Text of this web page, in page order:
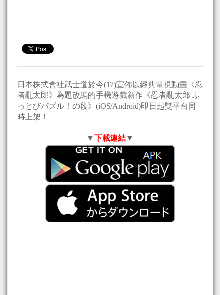
日本株式會社武士道於今(17)宣佈以經典電視動畫《忍
者亂太郎》為題改編的手機遊戲新作《忍者亂太郎 ふ
っとびパズル！の段》(iOS/Android)即日起雙平台同
時上架！
▼下載連結▼